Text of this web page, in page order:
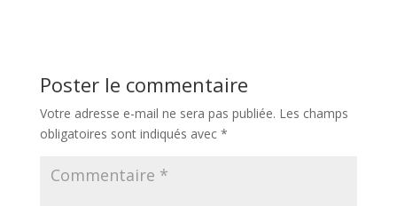
Poster le commentaire
Votre adresse e-mail ne sera pas publiée. Les champs
obligatoires sont indiqués avec *